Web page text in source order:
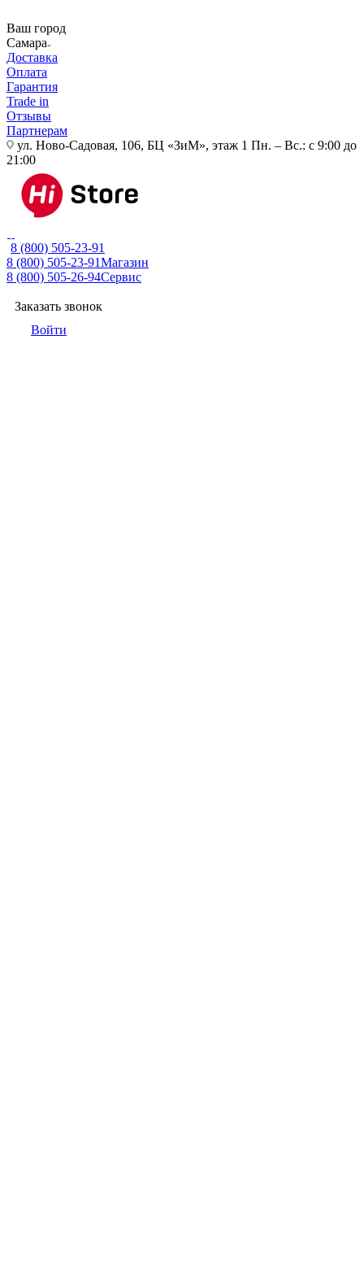
Ваш город
Самара
Доставка
Оплата
Гарантия
Trade in
Отзывы
Партнерам
ул. Ново-Садовая, 106, БЦ «ЗиМ», этаж 1 Пн. – Вс.: с 9:00 до
21:00
8 (800) 505-23-91
8 (800) 505-23-91Магазин
8 (800) 505-26-94Сервис
Заказать звонок
Войти